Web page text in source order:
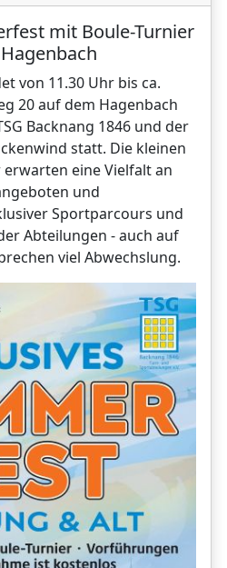
mit Boule-Turnier
von 11.30 Uhr bis ca.
20 auf dem Hagenbach
Backnang 1846 und der
statt. Die kleinen
eine Vielfalt an
und
Sportparcours und
Abteilungen - auch auf
viel Abwechslung.